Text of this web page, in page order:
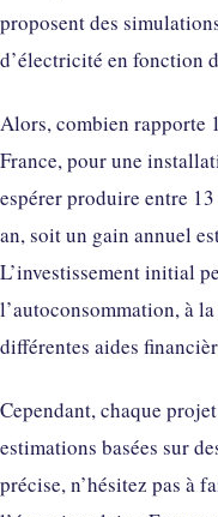
proposent des
d’électricité en fonction
Alors, combien rapporte
France, pour une
espérer produire entre
an, soit un gain annuel
L’investissement initial
l’autoconsommation, à
différentes aides
Cependant, chaque
estimations basées sur
précise, n’hésitez pas à